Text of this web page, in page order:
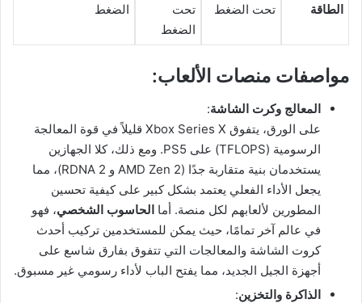
الطاقة
تحت الضغط
تحت
الضغط
الضغط
مواصفات منصات الألعاب:
المعالج وكرت الشاشة:
على الورق، يتفوق Xbox Series X قليلاً في قوة المعالجة
الرسومية (TFLOPS) على PS5. ومع ذلك، كلا الجهازين
يستخدمان بنية متقاربة جدًا (AMD Zen 2 و RDNA 2)، مما
يجعل الأداء الفعلي يعتمد بشكل كبير على كيفية تحسين
المطورين لألعابهم لكل منصة. أما الحاسوب الشخصي، فهو
في عالم آخر تمامًا، حيث يمكن للمستخدمين تركيب أحدث
كروت الشاشة والمعالجات التي تتفوق بفارق شاسع على
أجهزة الجيل الجديد، مما يفتح الباب لأداء رسومي غير مسبوق.
الذاكرة والتخزين: